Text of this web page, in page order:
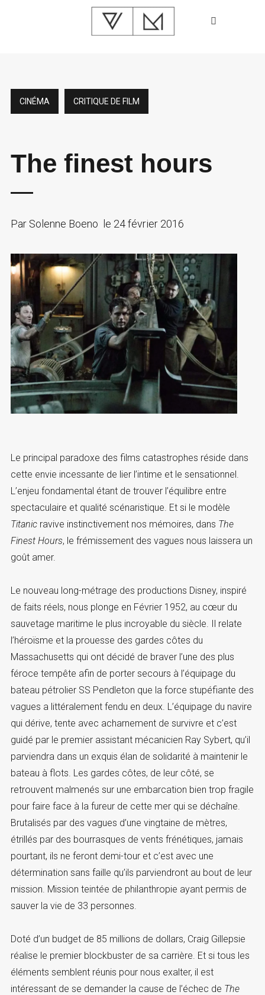
CINÉMA CRITIQUE DE FILM
The finest hours
ParSolenne Boeno le 24 février 2016
Le principal paradoxe des films catastrophes réside dans
cette envie incessante de lier l’intime et le sensationnel.
L’enjeu fondamental étant de trouver l’équilibre entre
spectaculaire et qualité scénaristique. Et si le modèle
Titanicravive instinctivement nos mémoires, dans The
Finest Hours, le frémissement des vagues nous laissera un
goût amer.
Le nouveau long-métrage des productions Disney, inspiré
de faits réels, nous plonge en Février 1952, au cœur du
sauvetage maritime le plus incroyable du siècle. Il relate
l’héroïsme et la prouesse des gardes côtes du
Massachusetts qui ont décidé de braver l’une des plus
féroce tempête afin de porter secours à l’équipage du
bateau pétrolier SS Pendleton que la force stupéfiante des
vagues a littéralement fendu en deux. L’équipage du navire
qui dérive, tente avec acharnement de survivre et c’est
guidé par le premier assistant mécanicien Ray Sybert, qu’il
parviendra dans un exquis élan de solidarité à maintenir le
bateau à flots. Les gardes côtes, de leur côté, se
retrouvent malmenés sur une embarcation bien trop fragile
pour faire face à la fureur de cette mer qui se déchaîne.
Brutalisés par des vagues d’une vingtaine de mètres,
étrillés par des bourrasques de vents frénétiques, jamais
pourtant, ils ne feront demi-tour et c’est avec une
détermination sans faille qu’ils parviendront au bout de leur
mission. Mission teintée de philanthropie ayant permis de
sauver la vie de 33 personnes.
Doté d’un budget de 85 millions de dollars, Craig Gillepsie
réalise le premier blockbuster de sa carrière. Et si tous les
éléments semblent réunis pour nous exalter, il est
intéressant de se demander la cause de l’échec de The